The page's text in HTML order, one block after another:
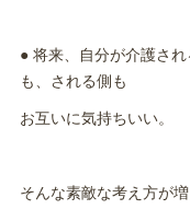
● 将来、自分が介護さ
も、される側も
お互いに気持ちいい。
そんな素敵な考え方が